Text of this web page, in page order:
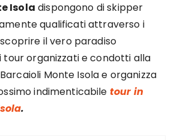
Isola dispongono di skipper
qualificati attraverso i
il vero paradiso
tour organizzati e condotti alla
Monte Isola e organizza
indimenticabile tour in
.